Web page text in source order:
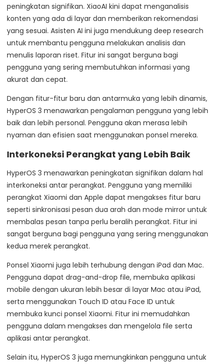
peningkatan signifikan. XiaoAI kini dapat menganalisis
konten yang ada di layar dan memberikan rekomendasi
yang sesuai. Asisten AI ini juga mendukung deep research
untuk membantu pengguna melakukan analisis dan
menulis laporan riset. Fitur ini sangat berguna bagi
pengguna yang sering membutuhkan informasi yang
akurat dan cepat.
Dengan fitur-fitur baru dan antarmuka yang lebih dinamis,
HyperOS 3 menawarkan pengalaman pengguna yang lebih
baik dan lebih personal. Pengguna akan merasa lebih
nyaman dan efisien saat menggunakan ponsel mereka.
Interkoneksi Perangkat yang Lebih Baik
HyperOS 3 menawarkan peningkatan signifikan dalam hal
interkoneksi antar perangkat. Pengguna yang memiliki
perangkat Xiaomi dan Apple dapat mengakses fitur baru
seperti sinkronisasi pesan dua arah dan mode mirror untuk
membalas pesan tanpa perlu beralih perangkat. Fitur ini
sangat berguna bagi pengguna yang sering menggunakan
kedua merek perangkat.
Ponsel Xiaomi juga lebih terhubung dengan iPad dan Mac.
Pengguna dapat drag-and-drop file, membuka aplikasi
mobile dengan ukuran lebih besar di layar Mac atau iPad,
serta menggunakan Touch ID atau Face ID untuk
membuka kunci ponsel Xiaomi. Fitur ini memudahkan
pengguna dalam mengakses dan mengelola file serta
aplikasi antar perangkat.
Selain itu, HyperOS 3 juga memungkinkan pengguna untuk